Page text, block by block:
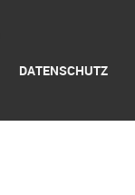
DATENSCHUTZ